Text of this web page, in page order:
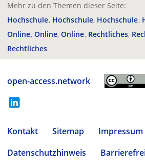
Mehr zu den Themen dieser Seite:
Hochschule Hochschule Hochschule
Online Online Online Rechtliches
Rechtliches
open-access.network
Kontakt Sitemap
Impressum
Datenschutzhinweis